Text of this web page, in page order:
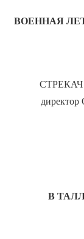
ВОЕННАЯ
СТРЕКАЧ
В